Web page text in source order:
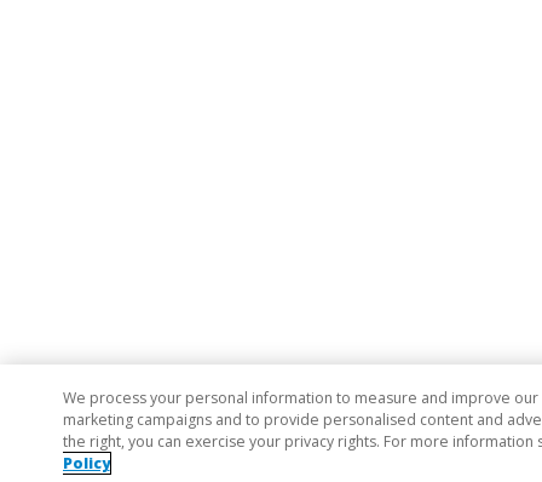
We process your personal information to measure and improve our
marketing campaigns and to provide personalised content and
the right, you can exercise your privacy rights. For more information
Policy